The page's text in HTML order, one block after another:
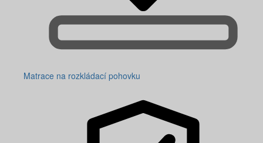
Matrace na rozkládací pohovku